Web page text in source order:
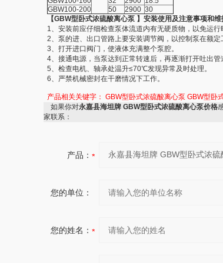
GBW100-200
50 2900 30
【GBW型卧式浓硫酸离心泵 】安装使用及注意事项和维
1、安装前应仔细检查泵体流道内有无硬质物，以免运行
2、泵的进、出口管路上要安装调节阀，以控制泵在额定
3、打开进口阀门，使液体充满整个泵腔。
4、接通电源，当泵达到正常转速后，再逐渐打开吐出管
5、检查电机、轴承处温升≤70℃发现异常及时处理。
6、严禁机械密封在干磨情况下工作。
产品相关关键字： GBW型卧式浓硫酸离心泵 GBW型卧
如果你对永嘉县海坦牌 GBW型卧式浓硫酸离心泵价格
家联系：
产品：
您的单位：
您的姓名：